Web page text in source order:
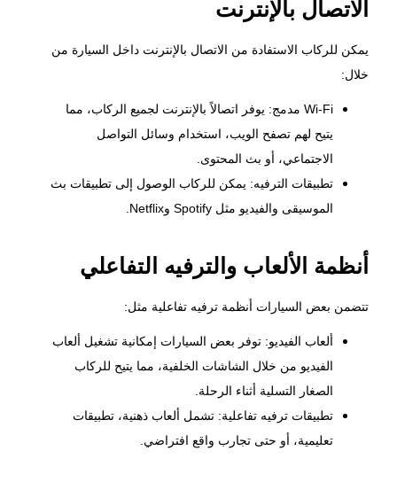
الاتصال بالإنترنت
يمكن للركاب الاستفادة من الاتصال بالإنترنت داخل السيارة من
خلال:
Wi-Fi مدمج: يوفر اتصالاً بالإنترنت لجميع الركاب، مما
يتيح لهم تصفح الويب، استخدام وسائل التواصل
الاجتماعي، أو بث المحتوى.
تطبيقات الترفيه: يمكن للركاب الوصول إلى تطبيقات بث
الموسيقى والفيديو مثل Spotify وNetflix.
أنظمة الألعاب والترفيه التفاعلي
تتضمن بعض السيارات أنظمة ترفيه تفاعلية مثل:
ألعاب الفيديو: توفر بعض السيارات إمكانية تشغيل ألعاب
الفيديو من خلال الشاشات الخلفية، مما يتيح للركاب
الصغار التسلية أثناء الرحلة.
تطبيقات ترفيه تفاعلية: تشمل ألعاب ذهنية، تطبيقات
تعليمية، أو حتى تجارب واقع افتراضي.